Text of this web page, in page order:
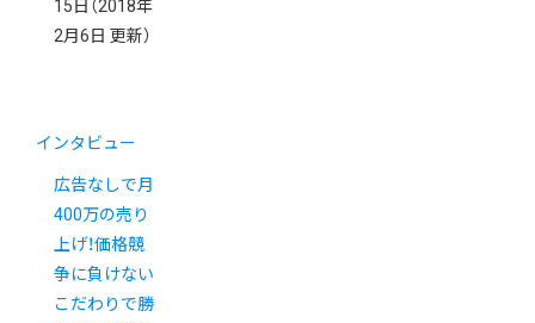
15日 （2018年
2月6日 更新）
インタビュー
広告なしで月
400万の売り
上げ！価格競
争に負けない
こだわりで勝